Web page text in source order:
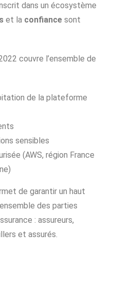
dans un écosystème
et la confiance sont
couvre l’ensemble de
de la plateforme
sensibles
(AWS, région France
de garantir un haut
des parties
: assureurs,
et assurés.